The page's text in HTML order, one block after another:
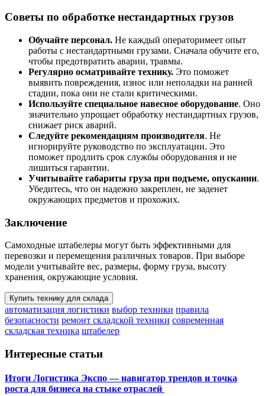
Советы по обработке нестандартных грузов
Обучайте персонал. Не каждый операторимеет опыт
работы с нестандартными грузами. Сначала обучите его,
чтобы предотвратить аварии, травмы.
Регулярно осматривайте технику. Это поможет
выявить повреждения, износ или неполадки на ранней
стадии, пока они не стали критическими.
Используйте специальное навесное оборудование. Оно
значительно упрощает обработку нестандартных грузов,
снижает риск аварий.
Следуйте рекомендациям производителя. Не
игнорируйте руководство по эксплуатации. Это
поможет продлить срок службы оборудования и не
лишиться гарантии.
Учитывайте габариты груза при подъеме, опускании.
Убедитесь, что он надежно закреплен, не заденет
окружающих предметов и прохожих.
Заключение
Самоходные штабелеры могут быть эффективными для
перевозки и перемещения различных товаров. При выборе
модели учитывайте вес, размеры, форму груза, высоту
хранения, окружающие условия.
Купить технику для склада
автоматизация логистики выбор техники правила
безопасности ремонт складской техники современная
складская техника штабелер
Интересные статьи
Итоги Логистика Экспо — навигатор трендов и точка
роста для бизнеса на стыке отраслей